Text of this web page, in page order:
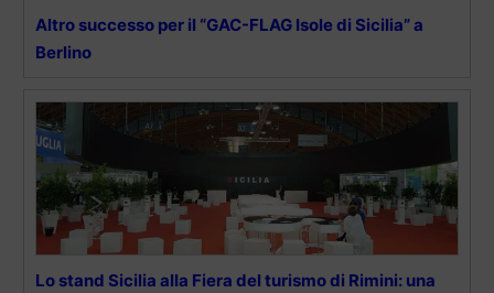
Altro successo per il “GAC-FLAG Isole di Sicilia” a
Berlino
Lo stand Sicilia alla Fiera del turismo di Rimini: una